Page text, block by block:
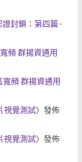
封鎖：第四篇-
頻 群揚資通用
頻 群揚資通用
視覺測試〉發佈
視覺測試〉發佈